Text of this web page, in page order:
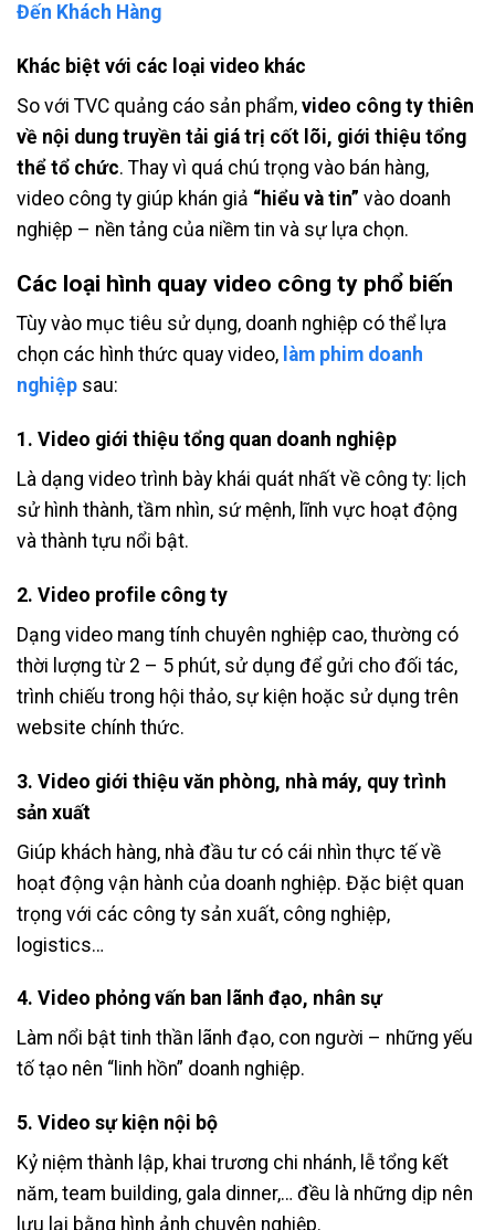
Đến Khách Hàng
Khác biệt với các loại video khác
So với TVC quảng cáo sản phẩm, video công ty thiên
về nội dung truyền tải giá trị cốt lõi, giới thiệu tổng
thể tổ chức. Thay vì quá chú trọng vào bán hàng,
video công ty giúp khán giả “hiểu và tin” vào doanh
nghiệp – nền tảng của niềm tin và sự lựa chọn.
Các loại hình quay video công ty phổ biến
Tùy vào mục tiêu sử dụng, doanh nghiệp có thể lựa
chọn các hình thức quay video, làm phim doanh
nghiệp sau:
1. Video giới thiệu tổng quan doanh nghiệp
Là dạng video trình bày khái quát nhất về công ty: lịch
sử hình thành, tầm nhìn, sứ mệnh, lĩnh vực hoạt động
và thành tựu nổi bật.
2. Video profile công ty
Dạng video mang tính chuyên nghiệp cao, thường có
thời lượng từ 2 – 5 phút, sử dụng để gửi cho đối tác,
trình chiếu trong hội thảo, sự kiện hoặc sử dụng trên
website chính thức.
3. Video giới thiệu văn phòng, nhà máy, quy trình
sản xuất
Giúp khách hàng, nhà đầu tư có cái nhìn thực tế về
hoạt động vận hành của doanh nghiệp. Đặc biệt quan
trọng với các công ty sản xuất, công nghiệp,
logistics…
4. Video phỏng vấn ban lãnh đạo, nhân sự
Làm nổi bật tinh thần lãnh đạo, con người – những yếu
tố tạo nên “linh hồn” doanh nghiệp.
5. Video sự kiện nội bộ
Kỷ niệm thành lập, khai trương chi nhánh, lễ tổng kết
năm, team building, gala dinner,… đều là những dịp nên
lưu lại bằng hình ảnh chuyên nghiệp.